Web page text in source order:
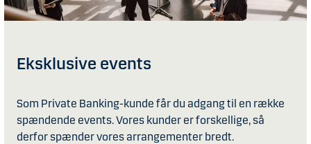
Eksklusive events
Som Private Banking-kunde får du adgang til en række
spændende events. Vores kunder er forskellige, så
derfor spænder vores arrangementer bredt.